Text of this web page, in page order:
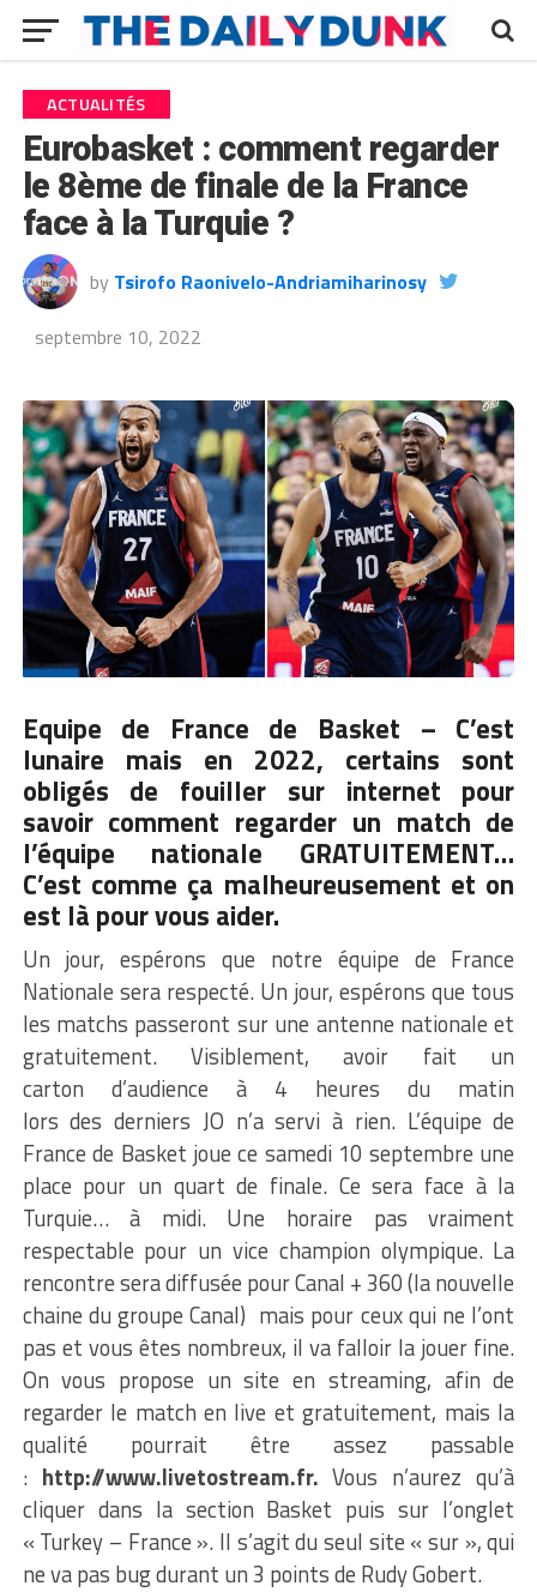
ACTUALITÉS
Eurobasket : comment regarder
le 8ème de finale de la France
face à la Turquie ?
by Tsirofo Raonivelo-Andriamiharinosy
septembre 10, 2022
Equipe de France de Basket – C’est
lunaire mais en 2022, certains sont
obligés de fouiller sur internet pour
savoir comment regarder un match de
l’équipe nationale GRATUITEMENT…
C’est comme ça malheureusement et on
est là pour vous aider.
Un jour, espérons que notre équipe de France
Nationale sera respecté. Un jour, espérons que tous
les matchs passeront sur une antenne nationale et
gratuitement. Visiblement, avoir fait un
carton d’audience à 4 heures du matin
lors des derniers JO n’a servi à rien. L’équipe de
France de Basket joue ce samedi 10 septembre une
place pour un quart de finale. Ce sera face à la
Turquie… à midi. Une horaire pas vraiment
respectable pour un vice champion olympique. La
rencontre sera diffusée pour Canal + 360 (la nouvelle
chaine du groupe Canal) mais pour ceux qui ne l’ont
pas et vous êtes nombreux, il va falloir la jouer fine.
On vous propose un site en streaming, afin de
regarder le match en live et gratuitement, mais la
qualité pourrait être assez passable
:http://www.livetostream.fr. Vous n’aurez qu’à
cliquer dans la section Basket puis sur l’onglet
« Turkey – France ». Il s’agit du seul site « sur », qui
ne va pas bug durant un 3 points de Rudy Gobert.